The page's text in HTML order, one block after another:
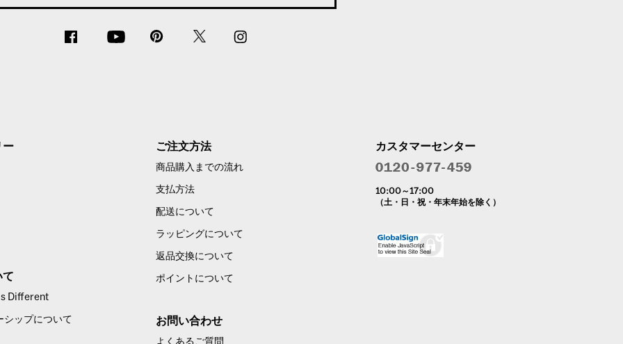
ー
て
Different
シップについて
ご注文方法
商品購入までの流れ
支払方法
配送について
ラッピングについて
返品交換について
ポイントについて
お問い合わせ
よくあるご質問
カスタマーセンター
10:00～17:00
（土・日・祝・年末年始を除く）